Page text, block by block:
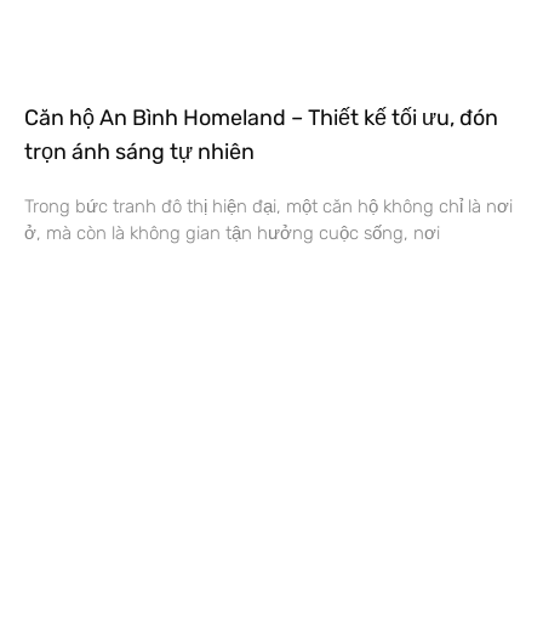
Căn hộ An Bình Homeland – Thiết kế tối ưu, đón
trọn ánh sáng tự nhiên
Trong bức tranh đô thị hiện đại, một căn hộ không chỉ là nơi
ở, mà còn là không gian tận hưởng cuộc sống, nơi